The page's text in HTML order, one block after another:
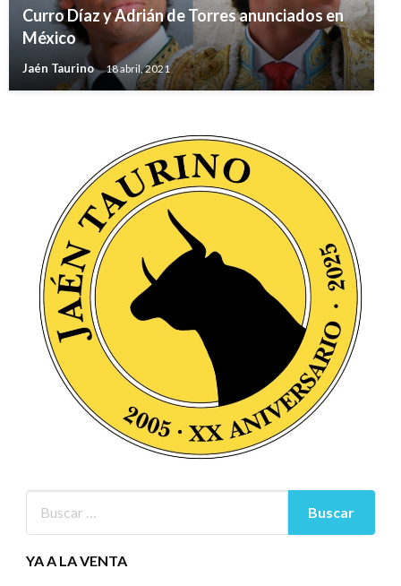
Curro Díaz y Adrián de Torres anunciados en
México
Jaén Taurino 18 abril, 2021
YA A LA VENTA